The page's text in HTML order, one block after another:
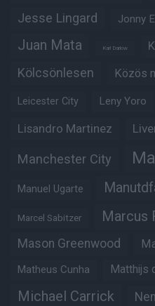
Jesse Lingard Jonny
Juan Mata Karl Darlow
Kölcsönlesen Közös
Leicester City Leny Yoro
Lisandro Martinez
Manchester City
Manuel Ugarte
Marcel Sabitzer Marcus
Mason Greenwood
Matheus Cunha Matthijs
Michael Carrick